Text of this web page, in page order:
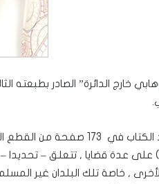
خارج الدائرة” الصادر بطبعته
يقع هذ الكتاب في 173
على عدة قضايا , تتعلق – تحديدا
الأخرى , خاصة تلك البلدان غير